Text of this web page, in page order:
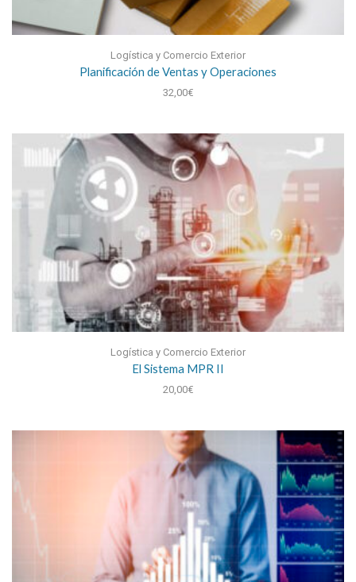
Logística y Comercio Exterior
Planificación de Ventas y Operaciones
32,00€
Logística y Comercio Exterior
El Sistema MPR II
20,00€